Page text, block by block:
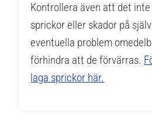
Kontrollera även att det
sprickor eller skador på
eventuella problem
förhindra att de förvärras.
laga sprickor här.